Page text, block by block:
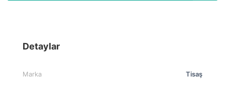
Detaylar
Marka Tisaş